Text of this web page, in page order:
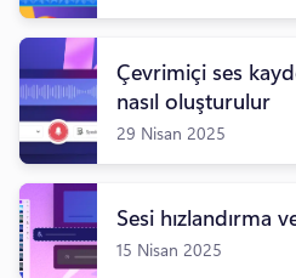
Çevrimiçi ses
nasıl oluşturulur
29 Nisan 2025
Sesi hızlandırma
15 Nisan 2025